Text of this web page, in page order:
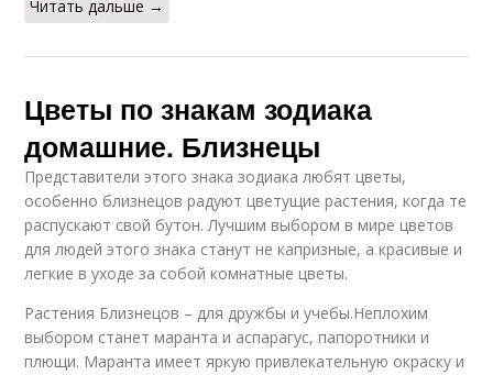
Читать дальше →
Цветы по знакам зодиака
домашние. Близнецы
Представители этого знака зодиака любят цветы,
особенно близнецов радуют цветущие растения, когда те
распускают свой бутон. Лучшим выбором в мире цветов
для людей этого знака станут не капризные, а красивые и
легкие в уходе за собой комнатные цветы.
Растения Близнецов – для дружбы и учебы.Неплохим
выбором станет маранта и аспарагус, папоротники и
плющи. Маранта имеет яркую привлекательную окраску и